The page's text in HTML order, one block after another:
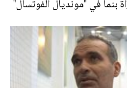
بنما في "مونديال الفوتسال"